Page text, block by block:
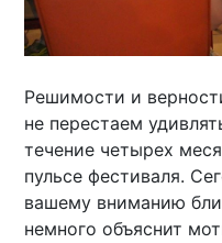
Решимости и
не перестаем
течение четырех
пульсе фестиваля.
вашему вниманию
немного объяснит